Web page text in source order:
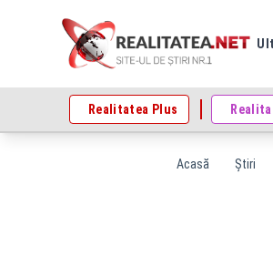
Realitatea Plus
Acasă Știri